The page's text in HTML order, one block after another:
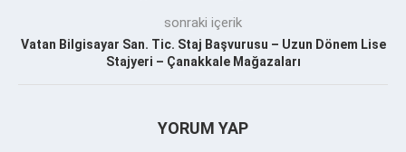
sonraki içerik
Vatan Bilgisayar San. Tic. Staj Başvurusu – Uzun Dönem Lise
Stajyeri – Çanakkale Mağazaları
YORUM YAP